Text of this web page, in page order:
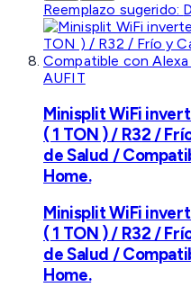
Reemplazo sugerido:
AUFIT
Minisplit WiFi
( 1 TON ) / R32 /
de Salud /
Home.
Minisplit WiFi
( 1 TON ) / R32 /
de Salud /
Home.